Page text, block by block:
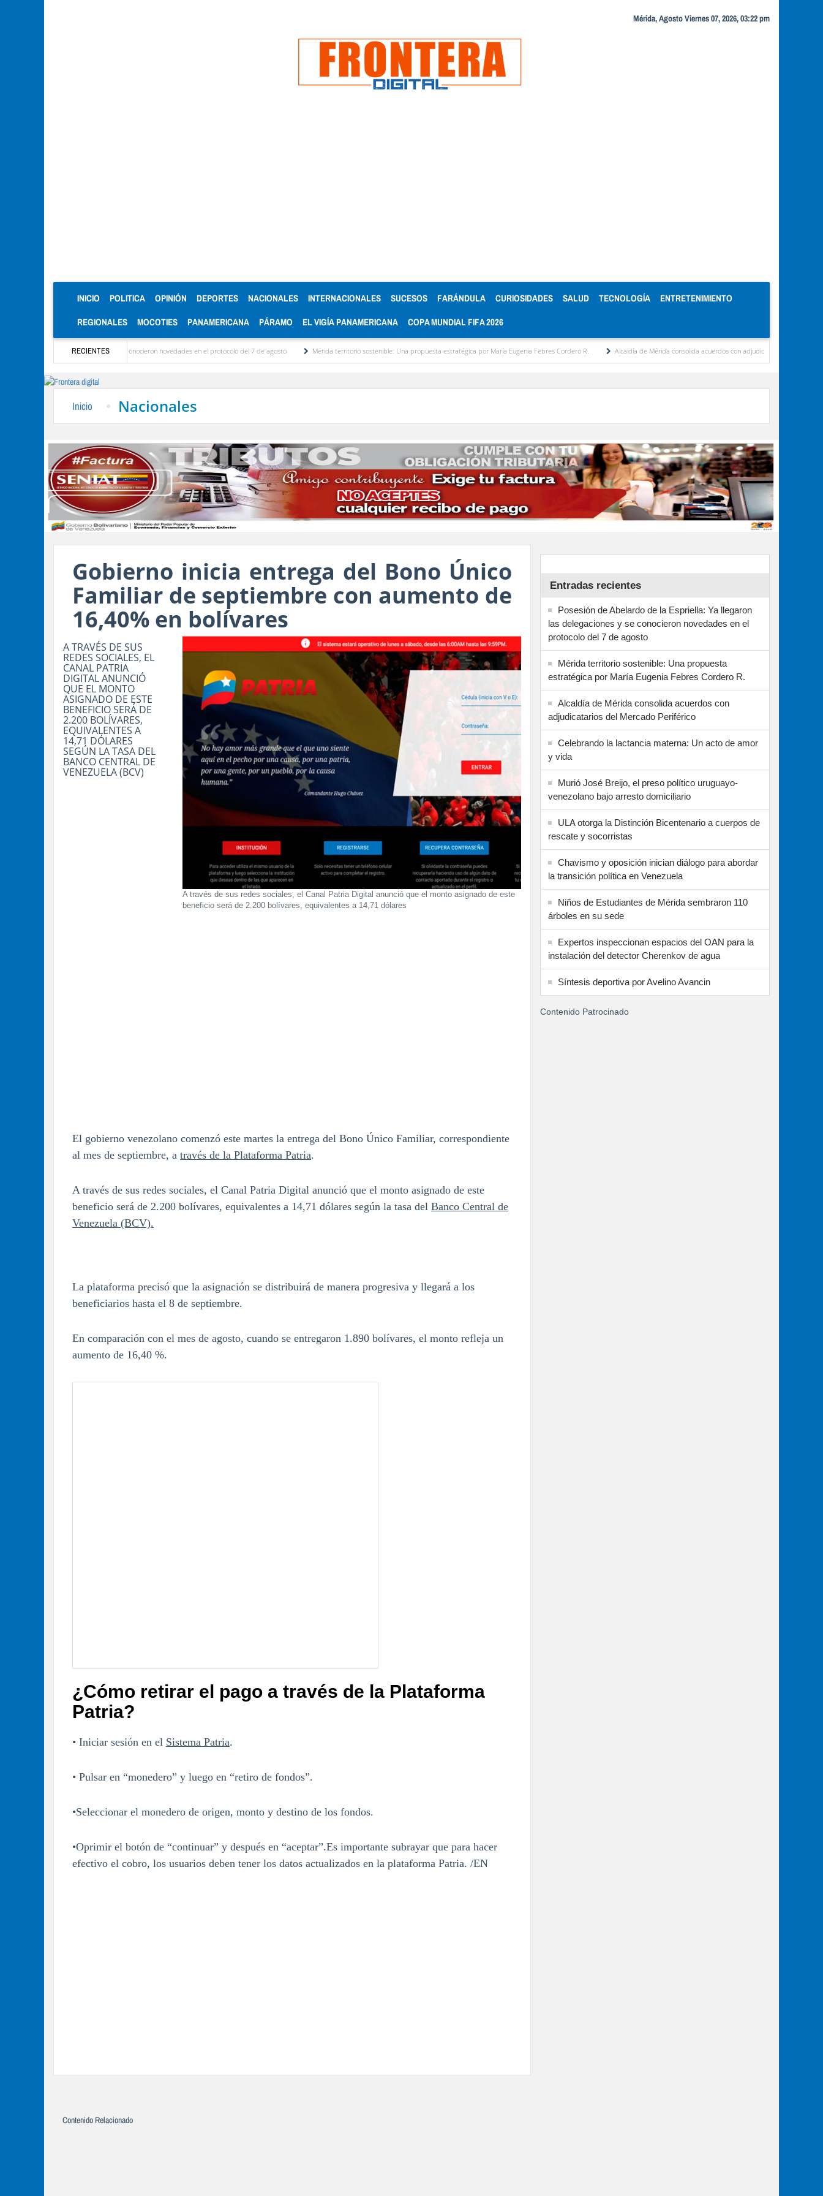
Mérida, Agosto Viernes 07, 2026, 03:22 pm
INICIO (CURRENT)
POLITICA OPINIÓN DEPORTES NACIONALES INTERNACIONALES SUCESOS FARÁNDULA CURIOSIDADES SALUD TECNOLOGÍA ENTRETENIMIENTO
REGIONALES MOCOTIES PANAMERICANA PÁRAMO EL VIGÍA PANAMERICANA COPA MUNDIAL FIFA 2026
RECIENTES
las delegaciones y se conocieron novedades en el protocolo del 7 de agosto Mérida territorio sostenible: Una propuesta estratégica por María Eugenia Febres Cordero R. Alcaldía de Mérida consolida acuerdos con adjudicatarios del Mercado Periférico
Inicio Nacionales
Gobierno inicia entrega del Bono Único
Familiar de septiembre con aumento de
16,40% en bolívares
A través de sus redes sociales, el Canal Patria Digital anunció que el monto asignado de este
beneficio será de 2.200 bolívares, equivalentes a 14,71 dólares
A TRAVÉS DE SUS
REDES SOCIALES, EL
CANAL PATRIA
DIGITAL ANUNCIÓ
QUE EL MONTO
ASIGNADO DE ESTE
BENEFICIO SERÁ DE
2.200 BOLÍVARES,
EQUIVALENTES A
14,71 DÓLARES
SEGÚN LA TASA DEL
BANCO CENTRAL DE
VENEZUELA (BCV)
El gobierno venezolano comenzó este martes la entrega del Bono Único Familiar, correspondiente
al mes de septiembre, a través de la Plataforma Patria.
A través de sus redes sociales, el Canal Patria Digital anunció que el monto asignado de este
beneficio será de 2.200 bolívares, equivalentes a 14,71 dólares según la tasa del Banco Central de
Venezuela (BCV).
La plataforma precisó que la asignación se distribuirá de manera progresiva y llegará a los
beneficiarios hasta el 8 de septiembre.
En comparación con el mes de agosto, cuando se entregaron 1.890 bolívares, el monto refleja un
aumento de 16,40 %.
¿Cómo retirar el pago a través de la Plataforma
Patria?
• Iniciar sesión en el Sistema Patria.
• Pulsar en “monedero” y luego en “retiro de fondos”.
•Seleccionar el monedero de origen, monto y destino de los fondos.
•Oprimir el botón de “continuar” y después en “aceptar”.Es importante subrayar que para hacer
efectivo el cobro, los usuarios deben tener los datos actualizados en la plataforma Patria. /EN
Entradas recientes
Posesión de Abelardo de la Espriella: Ya llegaron
las delegaciones y se conocieron novedades en el
protocolo del 7 de agosto
Mérida territorio sostenible: Una propuesta
estratégica por María Eugenia Febres Cordero R.
Alcaldía de Mérida consolida acuerdos con
adjudicatarios del Mercado Periférico
Celebrando la lactancia materna: Un acto de amor
y vida
Murió José Breijo, el preso político uruguayo-
venezolano bajo arresto domiciliario
ULA otorga la Distinción Bicentenario a cuerpos de
rescate y socorristas
Chavismo y oposición inician diálogo para abordar
la transición política en Venezuela
Niños de Estudiantes de Mérida sembraron 110
árboles en su sede
Expertos inspeccionan espacios del OAN para la
instalación del detector Cherenkov de agua
Síntesis deportiva por Avelino Avancin
Contenido Patrocinado
Contenido Relacionado